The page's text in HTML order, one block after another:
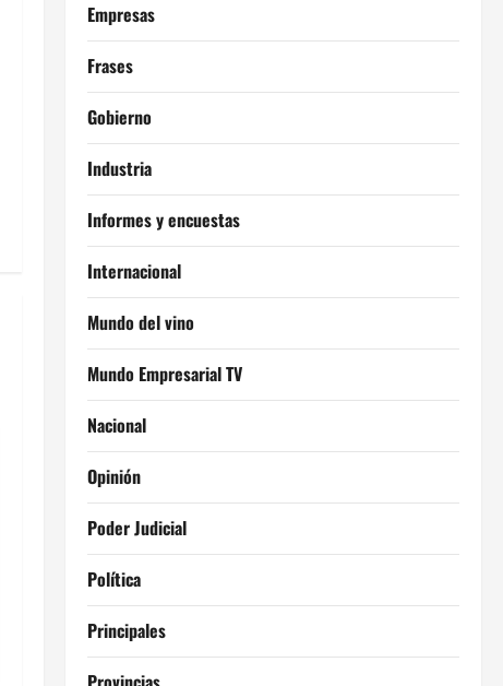
Empresas
Frases
Gobierno
Industria
Informes y encuestas
Internacional
Mundo del vino
Mundo Empresarial TV
Nacional
Opinión
Poder Judicial
Política
Principales